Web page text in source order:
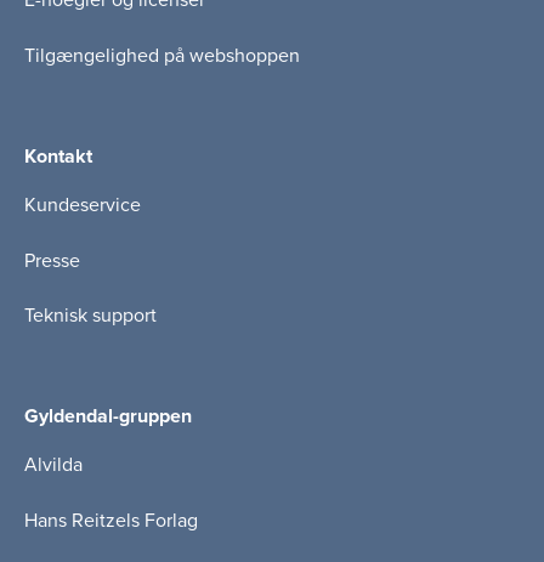
Tilgængelighed på webshoppen
Kontakt
Kundeservice
Presse
Teknisk support
Gyldendal-gruppen
Alvilda
Hans Reitzels Forlag